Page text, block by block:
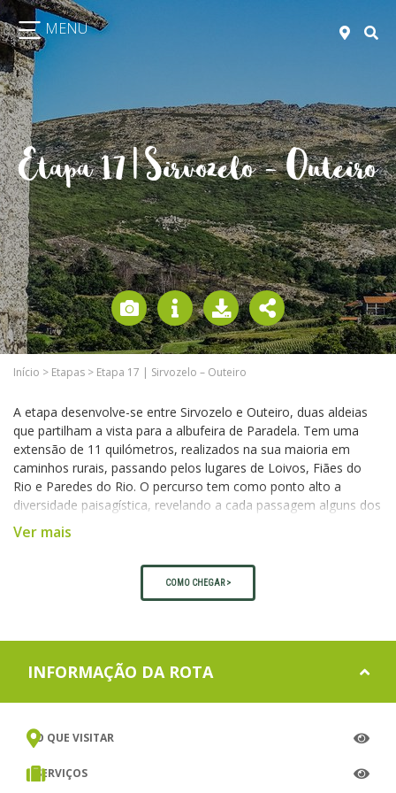
MENU
Etapa 17 | Sirvozelo – Outeiro
Início > Etapas > Etapa 17 | Sirvozelo – Outeiro
A etapa desenvolve-se entre Sirvozelo e Outeiro, duas aldeias
que partilham a vista para a albufeira de Paradela. Tem uma
extensão de 11 quilómetros, realizados na sua maioria em
caminhos rurais, passando pelos lugares de Loivos, Fiães do
Rio e Paredes do Rio. O percurso tem como ponto alto a
diversidade paisagística, revelando a cada passagem alguns dos
mais belos cenários da paisagem rural e do património cultural
da região do Barroso e do Alto Cávado.
Esteja atento às marcas e à sinalização vertical da GR50, pois
vão surgir vários cruzamentos e bifurcações ao longo da etapa,
bem como outros percursos marcados. Os equipamentos de
direcionais com código numérico). Siga sempre as marcas da
caminho rural do lado nascente do lugar, acompanhando os
muros de pedra solta que delimitam os lameiros, virando à
direita no último campo murado seguindo o carreiro adjacente.
Passamos uma zona de matos e carvalhal e começamos a
Ver mais
COMO CHEGAR >
INFORMAÇÃO DA ROTA
O QUE VISITAR
SERVIÇOS